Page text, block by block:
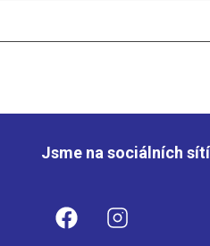
Jsme na sociálních